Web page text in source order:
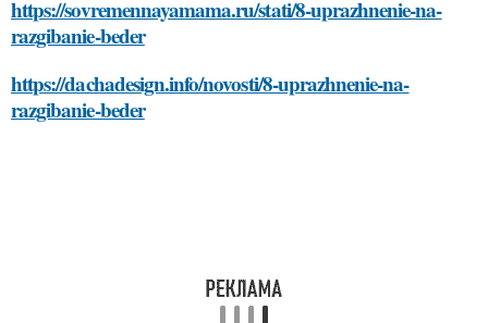
https://sovremennayamama.ru/stati/8-uprazhnenie-na-
razgibanie-beder
https://dachadesign.info/novosti/8-uprazhnenie-na-
razgibanie-beder